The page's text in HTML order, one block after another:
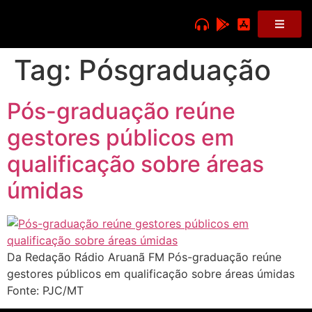
Tag: Pósgraduação
Pós-graduação reúne
gestores públicos em
qualificação sobre áreas
úmidas
Da Redação Rádio Aruanã FM Pós-graduação reúne
gestores públicos em qualificação sobre áreas úmidas
Fonte: PJC/MT